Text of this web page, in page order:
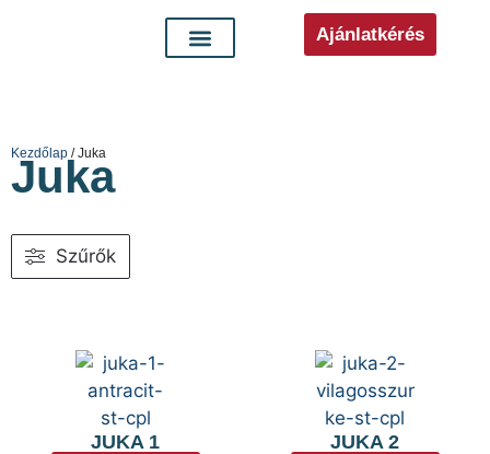
Ajánlatkérés
Kezdőlap / Juka
Juka
Szűrők
JUKA 1 JUKA 2